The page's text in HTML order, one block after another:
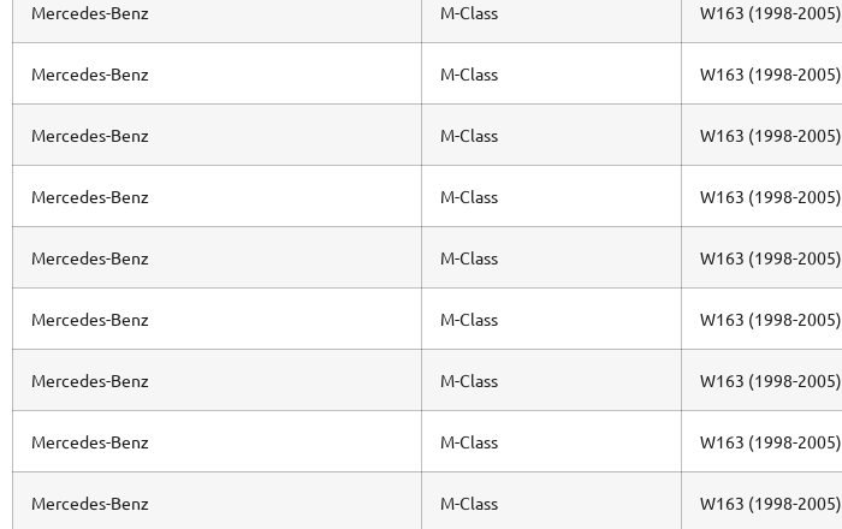
Mercedes-Benz M-Class W163 (1998-2005)
Mercedes-Benz M-Class W163 (1998-2005)
Mercedes-Benz M-Class W163 (1998-2005)
Mercedes-Benz M-Class W163 (1998-2005)
Mercedes-Benz M-Class W163 (1998-2005)
Mercedes-Benz M-Class W163 (1998-2005)
Mercedes-Benz M-Class W163 (1998-2005)
Mercedes-Benz M-Class W163 (1998-2005)
Mercedes-Benz M-Class W163 (1998-2005)